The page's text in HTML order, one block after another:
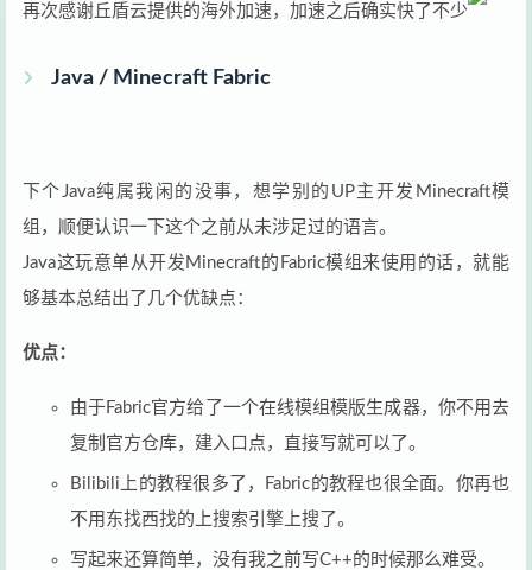
再次感谢丘盾云提供的海外加速，加速之后确实快了不少
Java / Minecraft Fabric
下个Java纯属我闲的没事，想学别的UP主开发Minecraft模
组，顺便认识一下这个之前从未涉足过的语言。
Java这玩意单从开发Minecraft的Fabric模组来使用的话，就能
够基本总结出了几个优缺点：
优点：
由于Fabric官方给了一个在线模组模版生成器，你不用去
复制官方仓库，建入口点，直接写就可以了。
Bilibili上的教程很多了，Fabric的教程也很全面。你再也
不用东找西找的上搜索引擎上搜了。
写起来还算简单，没有我之前写C++的时候那么难受。